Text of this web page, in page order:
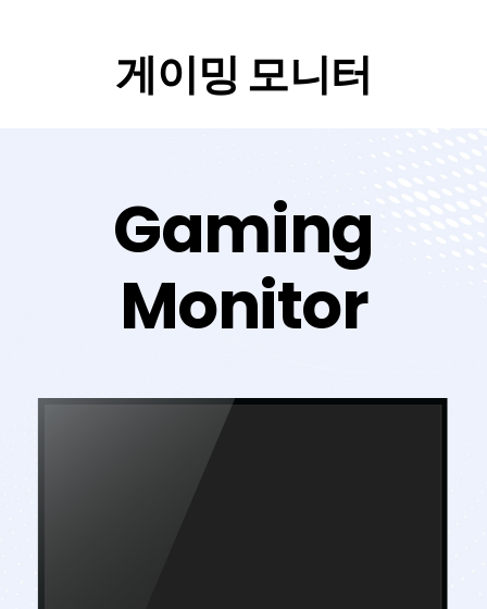
게이밍 모니터
Gaming
Monitor